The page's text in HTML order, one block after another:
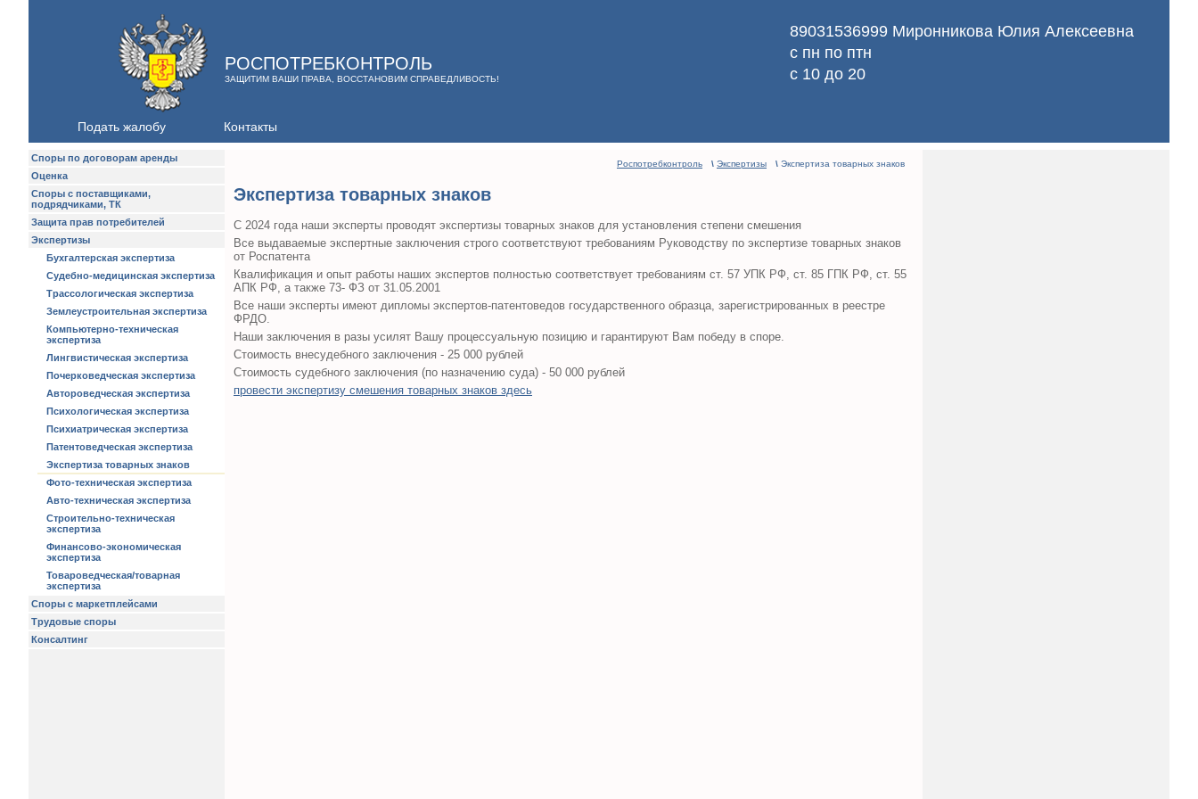
89031536999 Миронникова Юлия Алексеевна
с пн по птн
с 10 до 20
РОСПОТРЕБКОНТРОЛЬ
ЗАЩИТИМ ВАШИ ПРАВА, ВОССТАНОВИМ СПРАВЕДЛИВОСТЬ!
Подать жалобу Контакты
Споры по договорам аренды
Оценка
Споры с поставщиками,
подрядчиками, ТК
Защита прав потребителей
Экспертизы
Бухгалтерская экспертиза
Судебно-медицинская экспертиза
Трассологическая экспертиза
Землеустроительная экспертиза
Компьютерно-техническая
экспертиза
Лингвистическая экспертиза
Почерковедческая экспертиза
Автороведческая экспертиза
Психологическая экспертиза
Психиатрическая экспертиза
Патентоведческая экспертиза
Экспертиза товарных знаков
Фото-техническая экспертиза
Авто-техническая экспертиза
Строительно-техническая
экспертиза
Финансово-экономическая
экспертиза
Товароведческая/товарная
экспертиза
Споры с маркетплейсами
Трудовые споры
Консалтинг
Роспотребконтроль \ Экспертизы \ Экспертиза товарных знаков
Экспертиза товарных знаков
C 2024 года наши эксперты проводят экспертизы товарных знаков для установления степени смешения
Все выдаваемые экспертные заключения строго соответствуют требованиям Руководству по экспертизе товарных знаков
от Роспатента
Квалификация и опыт работы наших экспертов полностью соответствует требованиям ст. 57 УПК РФ, ст. 85 ГПК РФ, ст. 55
АПК РФ, а также 73- ФЗ от 31.05.2001
Все наши эксперты имеют дипломы экспертов-патентоведов государственного образца, зарегистрированных в реестре
ФРДО.
Наши заключения в разы усилят Вашу процессуальную позицию и гарантируют Вам победу в споре.
Стоимость внесудебного заключения - 25 000 рублей
Стоимость судебного заключения (по назначению суда) - 50 000 рублей
провести экспертизу смешения товарных знаков здесь